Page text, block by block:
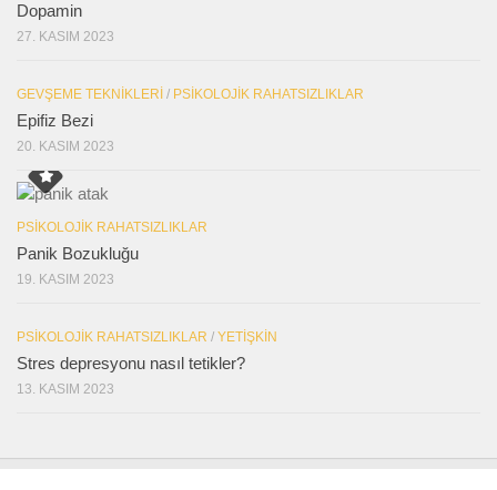
Dopamin
27. KASIM 2023
GEVŞEME TEKNIKLERI / PSIKOLOJIK RAHATSIZLIKLAR
Epifiz Bezi
20. KASIM 2023
PSIKOLOJIK RAHATSIZLIKLAR
Panik Bozukluğu
19. KASIM 2023
PSIKOLOJIK RAHATSIZLIKLAR / YETIŞKIN
Stres depresyonu nasıl tetikler?
13. KASIM 2023